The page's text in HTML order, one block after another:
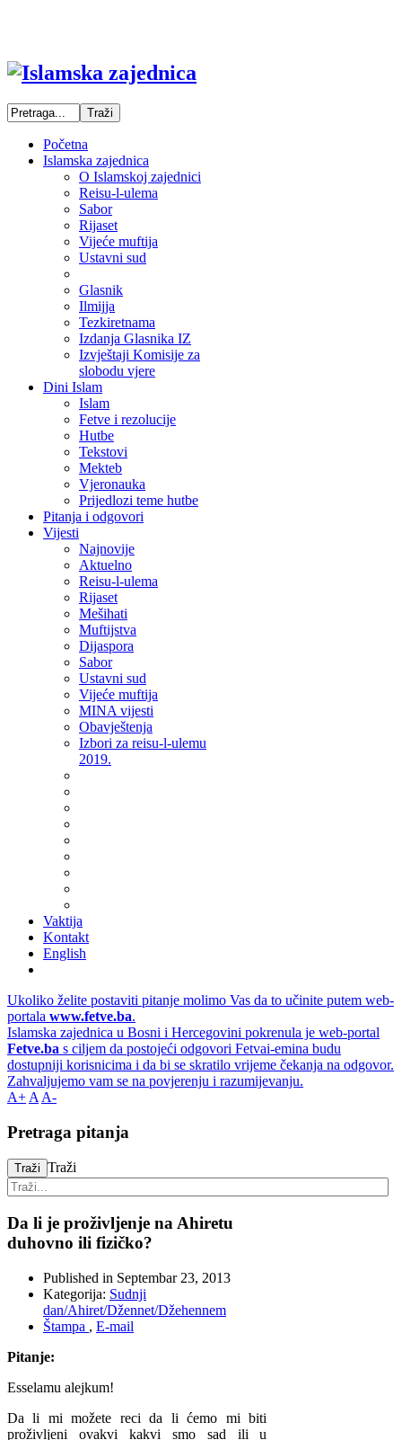
Početna
Islamska zajednica
O Islamskoj zajednici
Reisu-l-ulema
Sabor
Rijaset
Vijeće muftija
Ustavni sud
Glasnik
Ilmijja
Tezkiretnama
Izdanja Glasnika IZ
Izvještaji Komisije za
slobodu vjere
Dini Islam
Islam
Fetve i rezolucije
Hutbe
Tekstovi
Mekteb
Vjeronauka
Prijedlozi teme hutbe
Pitanja i odgovori
Vijesti
Najnovije
Aktuelno
Reisu-l-ulema
Rijaset
Mešihati
Muftijstva
Dijaspora
Sabor
Ustavni sud
Vijeće muftija
MINA vijesti
Obavještenja
Izbori za reisu-l-ulemu
2019.
Vaktija
Kontakt
English
Ukoliko želite postaviti pitanje molimo Vas da to učinite putem web-
portala www.fetve.ba.
Islamska zajednica u Bosni i Hercegovini pokrenula je web-portal
Fetve.ba s ciljem da postojeći odgovori Fetvai-emina budu
dostupniji korisnicima i da bi se skratilo vrijeme čekanja na odgovor.
Zahvaljujemo vam se na povjerenju i razumijevanju.
A+ A A-
Pretraga pitanja
Traži Traži
Da li je proživljenje na Ahiretu
duhovno ili fizičko?
Published in Septembar 23, 2013
Kategorija: Sudnji
dan/Ahiret/Džennet/Džehennem
Štampa , E-mail
Pitanje:
Esselamu alejkum!
Da li mi možete reci da li ćemo mi biti
proživljeni ovakvi kakvi smo sad ili u